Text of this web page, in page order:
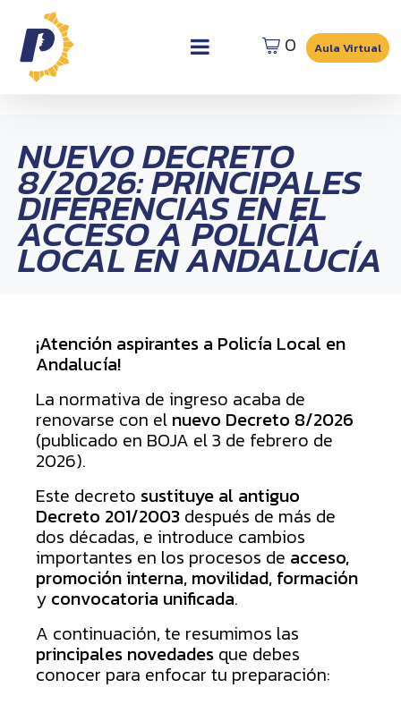
0 Aula Virtual
NUEVO DECRETO
8/2026: PRINCIPALES
DIFERENCIAS EN EL
ACCESO A POLICÍA
LOCAL EN ANDALUCÍA
¡Atención aspirantes a Policía Local en
Andalucía!
La normativa de ingreso acaba de
renovarse con el nuevo Decreto 8/2026
(publicado en BOJA el 3 de febrero de
2026).
Este decreto sustituye al antiguo
Decreto 201/2003 después de más de
dos décadas, e introduce cambios
importantes en los procesos de acceso,
promoción interna, movilidad, formación
y convocatoria unificada.
A continuación, te resumimos las
principales novedades que debes
conocer para enfocar tu preparación: